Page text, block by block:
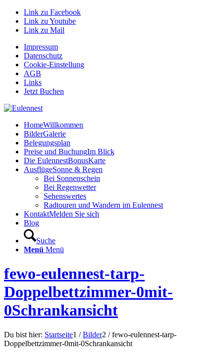
Link zu Facebook
Link zu Youtube
Link zu Mail
Impressum
Datenschutz
Cookie-Einstellung
AGB
Links
Jetzt Buchen
HomeWillkommen
BilderGalerie
Belegungsplan
Preise und BuchungIm Blick
Die EulennestBonusKarte
AusflügeSonne & Regen
Bei Sonnenschein
Bei Regenwetter
Sehenswertes
Radtouren und Wandern im Eulennest
KontaktMelden Sie sich
Blog
Suche
Menü Menü
fewo-eulennest-tarp-
Doppelbettzimmer-0mit-
0Schrankansicht
Du bist hier: Startseite1 / Bilder2 / fewo-eulennest-tarp-
Doppelbettzimmer-0mit-0Schrankansicht